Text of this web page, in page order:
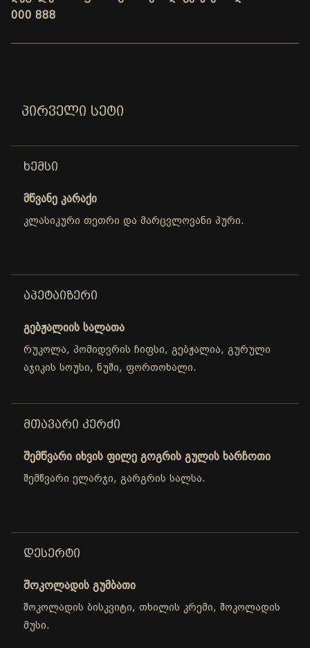
000 888
ᲞᲘᲠᲕᲔᲚᲘ ᲡᲔᲢᲘ
ᲮᲔᲛᲡᲘ
მწვანე კარაქი
კლასიკური თეთრი და მარცვლოვანი პური.
ᲐᲞᲔᲢᲐᲘᲖᲔᲠᲘ
გებჟალიის სალათა
რუკოლა, პომიდვრის ჩიფსი, გებჟალია, გურული
აჯიკის სოუსი, ნუში, ფორთოხალი.
ᲛᲗᲐᲕᲐᲠᲘ ᲙᲔᲠᲫᲘ
შემწვარი იხვის ფილე გოგრის გულის ხარჩოთი
შემწვარი ელარჯი, გარგრის სალსა.
ᲓᲔᲡᲔᲠᲢᲘ
შოკოლადის გუმბათი
შოკოლადის ბისკვიტი, თხილის კრემი, შოკოლადის
მუსი.